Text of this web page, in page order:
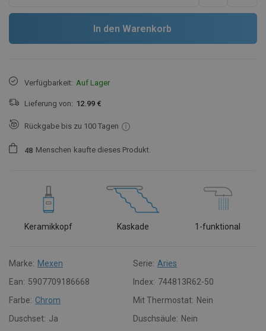
In den Warenkorb
Verfügbarkeit: Auf Lager
Lieferung von: 12.99 €
Rückgabe bis zu 100 Tagen
48 Menschen kaufte dieses Produkt.
Keramikkopf Kaskade 1-funktional
Marke: Mexen Serie: Aries
Ean: 5907709186668 Index: 744813R62-50
Farbe: Chrom Mit Thermostat: Nein
Duschset: Ja Duschsäule: Nein